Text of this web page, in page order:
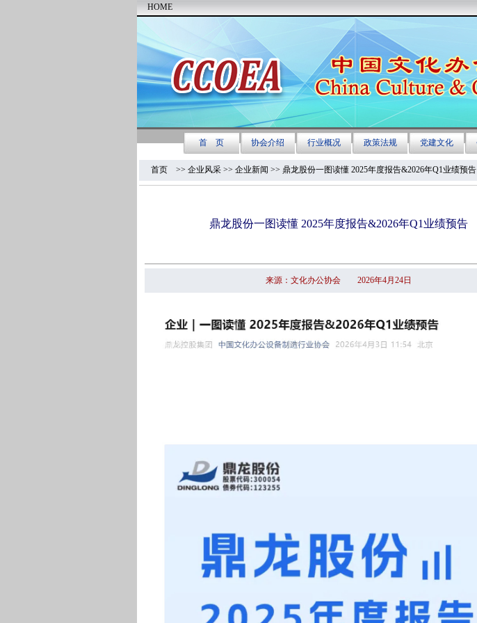
首页 >> 企业风采 >> 企业新闻 >> 鼎龙股份一图读懂 2025年度报告&2026年Q1业绩预告
鼎龙股份一图读懂 2025年度报告&2026年Q1业绩预告
来源：文化办公协会 2026年4月24日